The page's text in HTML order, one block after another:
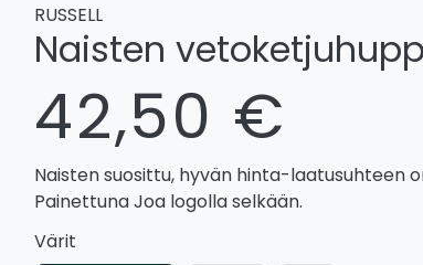
RUSSELL
Naisten
42,50 €
Naisten suosittu, hyvän hinta-laatusuhteen
Painettuna Joa logolla selkään.
Värit